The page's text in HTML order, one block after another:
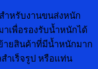
ำหรับงานขนส่งหนัก
เพื่อรองรับน้ำหนักได้
ายสินค้าที่มีน้ำหนักมาก
ำเร็จรูป หรือแท่น